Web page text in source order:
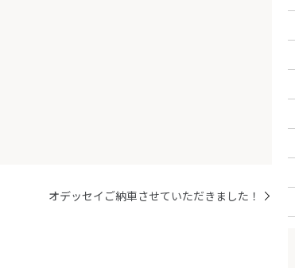
オデッセイご納車させていただきました！